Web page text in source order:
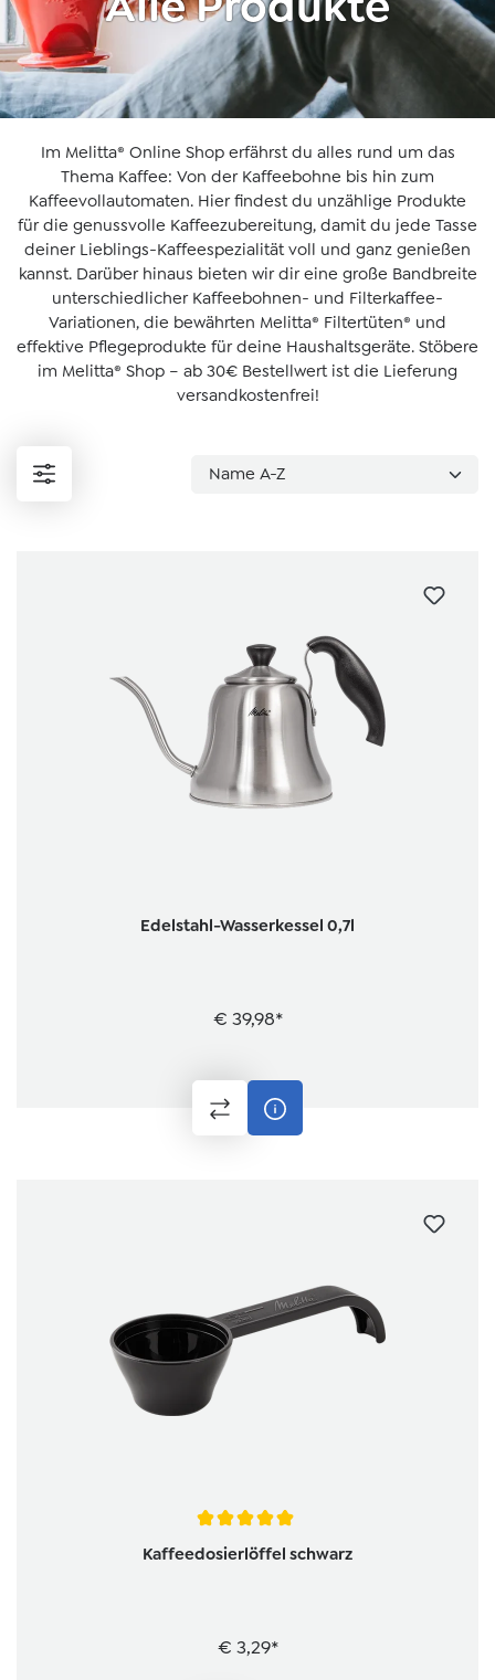
Im Melitta® Online Shop erfährst du alles rund um das
Thema Kaffee: Von der Kaffeebohne bis hin zum
Kaffeevollautomaten. Hier findest du unzählige Produkte
für die genussvolle Kaffeezubereitung, damit du jede Tasse
deiner Lieblings-Kaffeespezialität voll und ganz genießen
kannst. Darüber hinaus bieten wir dir eine große Bandbreite
unterschiedlicher Kaffeebohnen- und Filterkaffee-
Variationen, die bewährten Melitta® Filtertüten® und
effektive Pflegeprodukte für deine Haushaltsgeräte. Stöbere
im Melitta® Shop – ab 30€ Bestellwert ist die Lieferung
versandkostenfrei!
Edelstahl-Wasserkessel 0,7l
€ 39,98*
Average rating of 5 out of 5 stars
Kaffeedosierlöffel schwarz
€ 3,29*